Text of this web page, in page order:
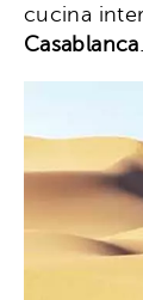
cucina
Casablanca